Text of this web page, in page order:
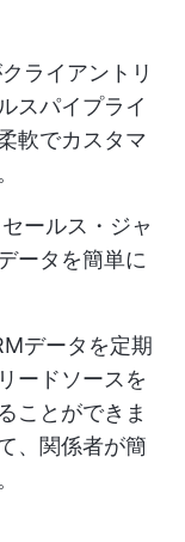
ライアントリ
スパイプライ
軟でカスタマ
ールス・ジャ
ータを簡単に
データを定期
ードソースを
ことができま
、関係者が簡